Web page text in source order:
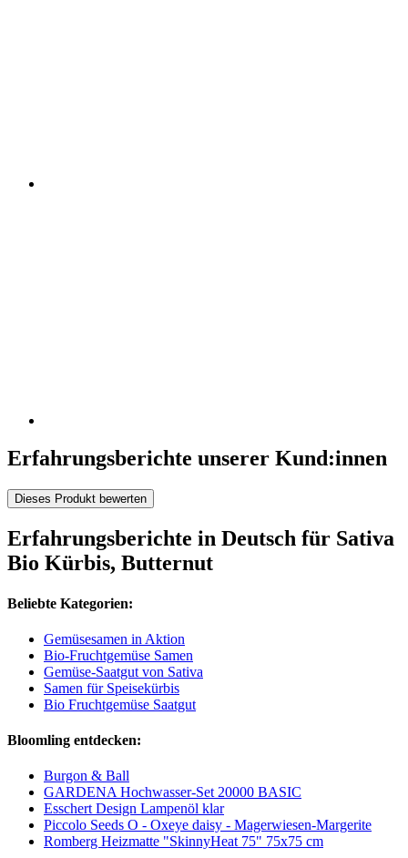
Erfahrungsberichte unserer Kund:innen
Dieses Produkt bewerten
Erfahrungsberichte in Deutsch für Sativa
Bio Kürbis, Butternut
Beliebte Kategorien:
Gemüsesamen in Aktion
Bio-Fruchtgemüse Samen
Gemüse-Saatgut von Sativa
Samen für Speisekürbis
Bio Fruchtgemüse Saatgut
Bloomling entdecken:
Burgon & Ball
GARDENA Hochwasser-Set 20000 BASIC
Esschert Design Lampenöl klar
Piccolo Seeds O - Oxeye daisy - Magerwiesen-Margerite
Romberg Heizmatte "SkinnyHeat 75" 75x75 cm